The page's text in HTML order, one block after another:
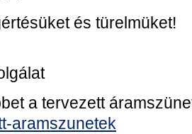
és türelmüket!
a tervezett
aramszunetek